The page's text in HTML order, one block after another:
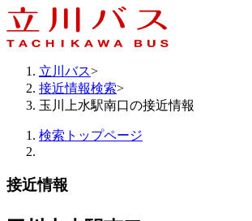
立川バス>
接近情報検索>
玉川上水駅南口の接近情報
検索トップページ
接近情報